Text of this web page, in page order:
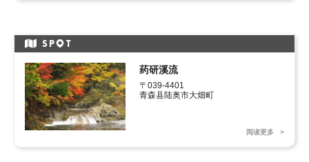
SP T
药研溪流
〒039-4401
青森县陆奥市大畑町
阅读更多